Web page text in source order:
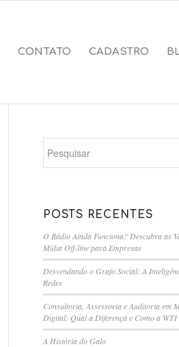
CONTATO CADASTRO
POSTS RECENTES
O Rádio Ainda Funciona? Descubra as
Mídia Off-line para Empresas
Desvendando o Grafo Social: A
Redes
Consultoria, Assessoria e Auditoria em
Digital: Qual a Diferença e Como a WTI
A História do Galo